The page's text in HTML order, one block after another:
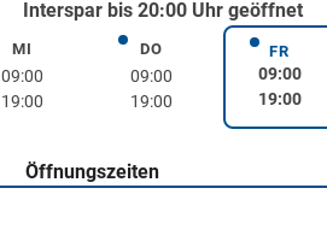
Interspar bis 20:00 Uhr geöffnet
MIMittwoch
09:00
19:00
DODonnerstag
09:00
19:00
FRFreitag
09:00
19:00
Öffnungszeiten